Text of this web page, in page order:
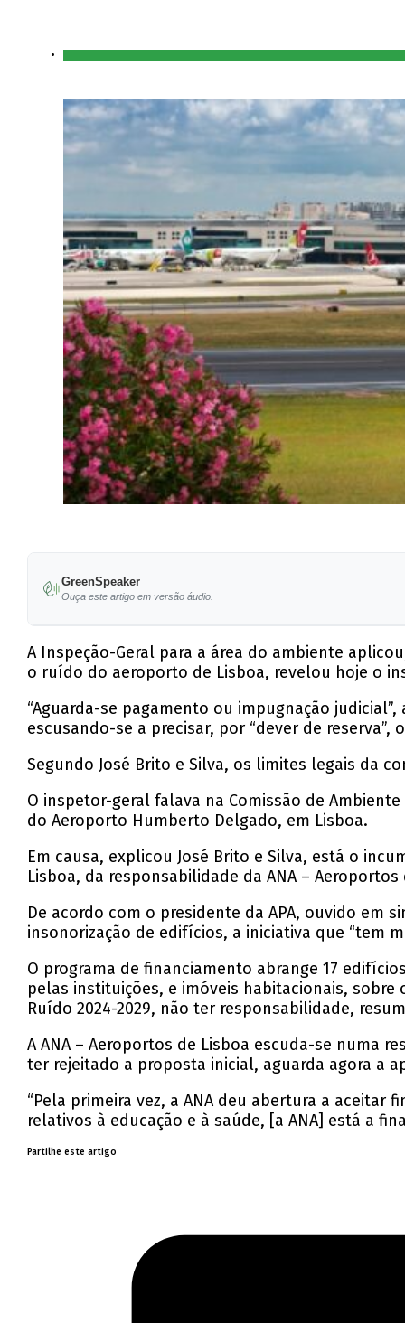
GreenSpeaker
Ouça este artigo em versão áudio.
A Inspeção-Geral para a área do ambiente
o ruído do aeroporto de Lisboa, revelou hoje o
“Aguarda-se pagamento ou impugnação
escusando-se a precisar, por “dever de reserva”,
Segundo José Brito e Silva, os limites legais da
O inspetor-geral falava na Comissão de
do Aeroporto Humberto Delgado, em Lisboa.
Em causa, explicou José Brito e Silva, está o
Lisboa, da responsabilidade da ANA –
De acordo com o presidente da APA, ouvido
insonorização de edifícios, a iniciativa que “tem
O programa de financiamento abrange 17
pelas instituições, e imóveis habitacionais,
Ruído 2024-2029, não ter responsabilidade,
A ANA – Aeroportos de Lisboa escuda-se numa
ter rejeitado a proposta inicial, aguarda agora a
“Pela primeira vez, a ANA deu abertura a
relativos à educação e à saúde, [a ANA] está a
Partilhe este artigo